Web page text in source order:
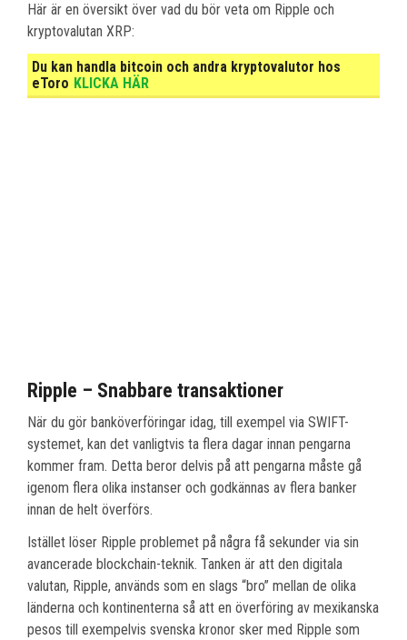
Här är en översikt över vad du bör veta om Ripple och
kryptovalutan XRP:
Du kan handla bitcoin och andra kryptovalutor hos
eToro KLICKA HÄR
Ripple – Snabbare transaktioner
När du gör banköverföringar idag, till exempel via SWIFT-
systemet, kan det vanligtvis ta flera dagar innan pengarna
kommer fram. Detta beror delvis på att pengarna måste gå
igenom flera olika instanser och godkännas av flera banker
innan de helt överförs.
Istället löser Ripple problemet på några få sekunder via sin
avancerade blockchain-teknik. Tanken är att den digitala
valutan, Ripple, används som en slags “bro” mellan de olika
länderna och kontinenterna så att en överföring av mexikanska
pesos till exempelvis svenska kronor sker med Ripple som